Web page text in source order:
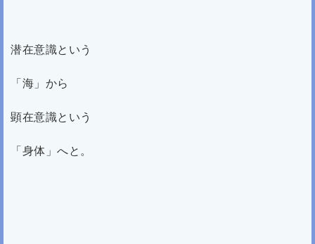
潜在意識という
「海」から
顕在意識という
「身体」へと。